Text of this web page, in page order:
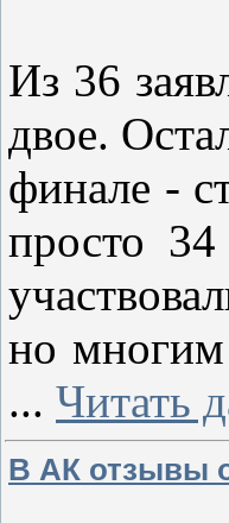
Из 36
двое.
финале -
просто
но многим
... Читать
В АК отзывы